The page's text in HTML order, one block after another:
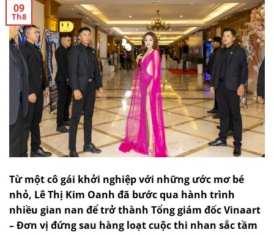
09
Th8
Từ một cô gái khởi nghiệp với những ước mơ bé
nhỏ, Lê Thị Kim Oanh đã bước qua hành trình
nhiều gian nan để trở thành Tổng giám đốc Vinaart
– Đơn vị đứng sau hàng loạt cuộc thi nhan sắc tầm